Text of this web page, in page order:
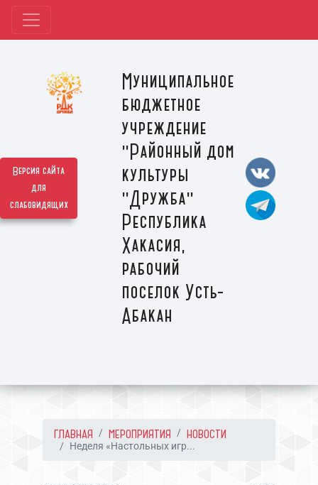
Версия сайта
для
слабовидящих
Муниципальное
бюджетное
учреждение
"Районный дом
культуры
"Дружба"
Республика
Хакасия,
рабочий
поселок Усть-
Абакан
ГЛАВНАЯ МЕРОПРИЯТИЯ НОВОСТИ
Неделя «Настольных игр...